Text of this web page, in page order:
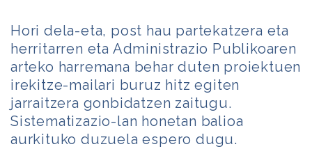
Hori dela-eta, post hau partekatzera eta
herritarren eta Administrazio Publikoaren
arteko harremana behar duten proiektuen
irekitze-mailari buruz hitz egiten
jarraitzera gonbidatzen zaitugu.
Sistematizazio-lan honetan balioa
aurkituko duzuela espero dugu.